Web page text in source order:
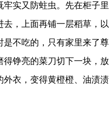
实又防蛀虫。先在柜子
，上面再铺一层稻草，
不吃的，只有家里来了
铮亮的菜刀切下一块，
衣，变得黄橙橙、油渍